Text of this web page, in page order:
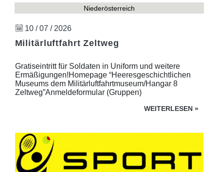
Niederösterreich
10 / 07 / 2026
Militärluftfahrt Zeltweg
Gratiseintritt für Soldaten in Uniform und weitere
Ermäßigungen!Homepage “Heeresgeschichtlichen
Museums dem Militärluftfahrtmuseum/Hangar 8
Zeltweg”Anmeldeformular (Gruppen)
WEITERLESEN »